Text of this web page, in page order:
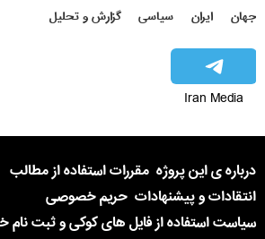
جهان ایران سیاسی گزارش و تحلیل
Iran Media
درباره ی این پروژه مقررات استفاده از مطالب
انتقادات و پیشنهادات حریم خصوصی
سیاست استفاده از فایل های کوکی و ثبت نام